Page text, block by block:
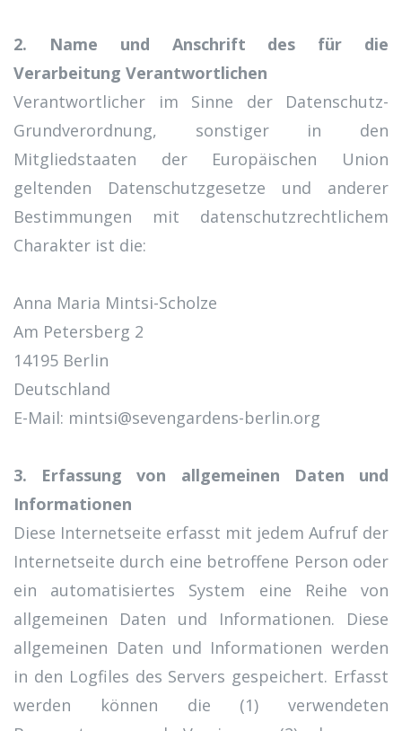
2. Name und Anschrift des für die
Verarbeitung Verantwortlichen
Verantwortlicher im Sinne der Datenschutz-
Grundverordnung, sonstiger in den
Mitgliedstaaten der Europäischen Union
geltenden Datenschutzgesetze und anderer
Bestimmungen mit datenschutzrechtlichem
Charakter ist die:
Anna Maria Mintsi-Scholze
Am Petersberg 2
14195 Berlin
Deutschland
E-Mail: mintsi@sevengardens-berlin.org
3. Erfassung von allgemeinen Daten und
Informationen
Diese Internetseite erfasst mit jedem Aufruf der
Internetseite durch eine betroffene Person oder
ein automatisiertes System eine Reihe von
allgemeinen Daten und Informationen. Diese
allgemeinen Daten und Informationen werden
in den Logfiles des Servers gespeichert. Erfasst
werden können die (1) verwendeten